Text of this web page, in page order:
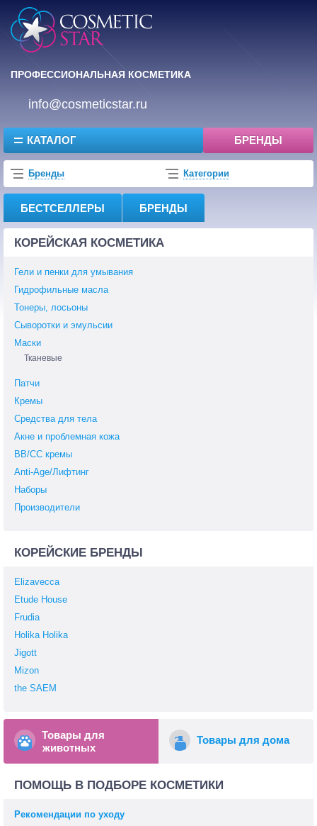
ПРОФЕССИОНАЛЬНАЯ КОСМЕТИКА
info@cosmeticstar.ru
КАТАЛОГ БРЕНДЫ
Категории
Бренды
БЕСТСЕЛЛЕРЫ БРЕНДЫ
КОРЕЙСКАЯ КОСМЕТИКА
Гели и пенки для умывания
Гидрофильные масла
Тонеры, лосьоны
Сыворотки и эмульсии
Маски
Тканевые
Патчи
Кремы
Средства для тела
Акне и проблемная кожа
BB/СС кремы
Anti-Age/Лифтинг
Наборы
Производители
КОРЕЙСКИЕ БРЕНДЫ
Elizavecca
Etude House
Frudia
Holika Holika
Jigott
Mizon
the SAEM
Товары для
животных
Товары для дома
ПОМОЩЬ В ПОДБОРЕ КОСМЕТИКИ
Рекомендации по уходу